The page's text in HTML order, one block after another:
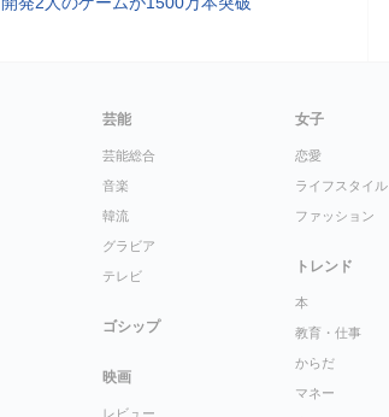
芸能
芸能総合
音楽
韓流
グラビア
テレビ
ゴシップ
映画
レビュー
女子
恋愛
ライフスタイル
ファッション
トレンド
本
教育・仕事
からだ
マネー